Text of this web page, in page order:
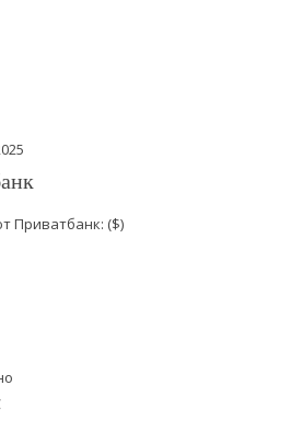
Приватбанк: ($)